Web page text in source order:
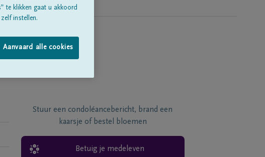
Stuur een condoléancebericht, brand een
kaarsje of bestel bloemen
Betuig je medeleven
te klikken gaat u akkoord
instellen.
Aanvaard alle cookies